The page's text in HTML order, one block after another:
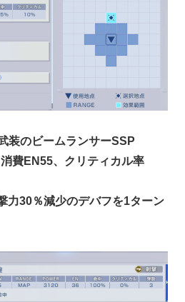
装のビームランサーSSP
費EN55、クリティカル率
力30％減少のデバフを1ターン